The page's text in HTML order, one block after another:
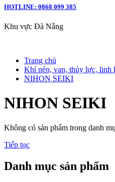
HOTLINE: 0868 099 385
Khu vực Đà Nẵng
Trang chủ
Khí nén, van, thủy lực, linh
NIHON SEIKI
NIHON SEIKI
Không có sản phẩm trong danh
Tiếp tục
Danh mục sản phẩm